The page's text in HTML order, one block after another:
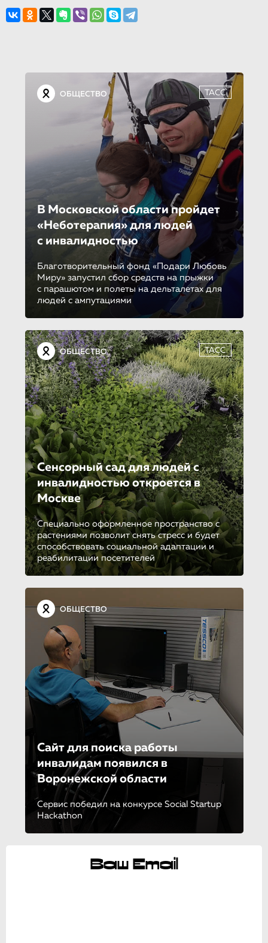
ОБЩЕСТВО ТАСС
В Московской области пройдет
«Неботе­ра­пия» для людей
с инвалидностью
Благотворительный фонд «Подари Любовь
Миру» запустил сбор средств на прыжки
с парашютом и полеты на дельталетах для
людей с ампутациями
ОБЩЕСТВО ТАСС
Cенсорный сад для людей с
инвалидностью откроется в
Москве
Специально оформленное пространство с
растениями позволит снять стресс и будет
способствовать социальной адаптации и
реабилитации посетителей
ОБЩЕСТВО
Сайт для поиска работы
инвалидам появился в
Воронежской области
Сервис победил на конкурсе Social Startup
Hackathon
Ваш Email